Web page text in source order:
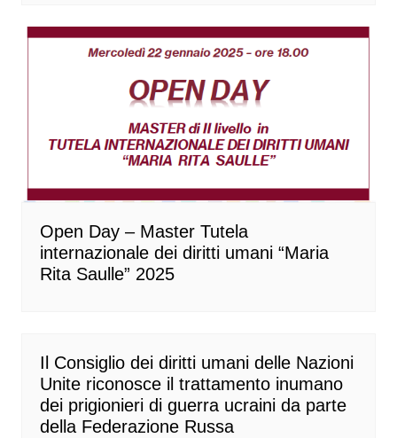
Open Day – Master Tutela
internazionale dei diritti umani “Maria
Rita Saulle” 2025
Il Consiglio dei diritti umani delle Nazioni
Unite riconosce il trattamento inumano
dei prigionieri di guerra ucraini da parte
della Federazione Russa